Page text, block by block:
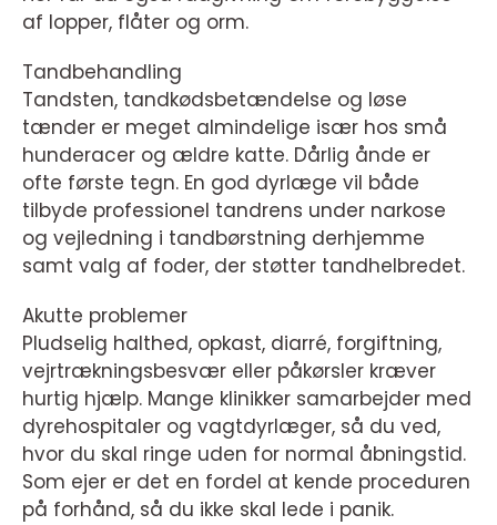
af lopper, flåter og orm.
Tandbehandling
Tandsten, tandkødsbetændelse og løse
tænder er meget almindelige især hos små
hunderacer og ældre katte. Dårlig ånde er
ofte første tegn. En god dyrlæge vil både
tilbyde professionel tandrens under narkose
og vejledning i tandbørstning derhjemme
samt valg af foder, der støtter tandhelbredet.
Akutte problemer
Pludselig halthed, opkast, diarré, forgiftning,
vejrtrækningsbesvær eller påkørsler kræver
hurtig hjælp. Mange klinikker samarbejder med
dyrehospitaler og vagtdyrlæger, så du ved,
hvor du skal ringe uden for normal åbningstid.
Som ejer er det en fordel at kende proceduren
på forhånd, så du ikke skal lede i panik.